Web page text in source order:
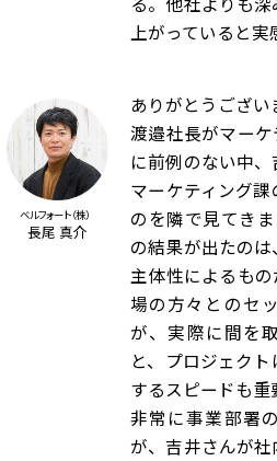
上がっていると実
ベルフォート（株）
長尾 真介
ありがとうござい
渡邉社長がマー
に前例のない中
マーケティング
のを隣で見てき
の結果が出たの
主体性によるも
場の方々とのセ
が、実際に間を
と、プロジェク
するスピードも重
非常に事業部署
が、吉井さんが社